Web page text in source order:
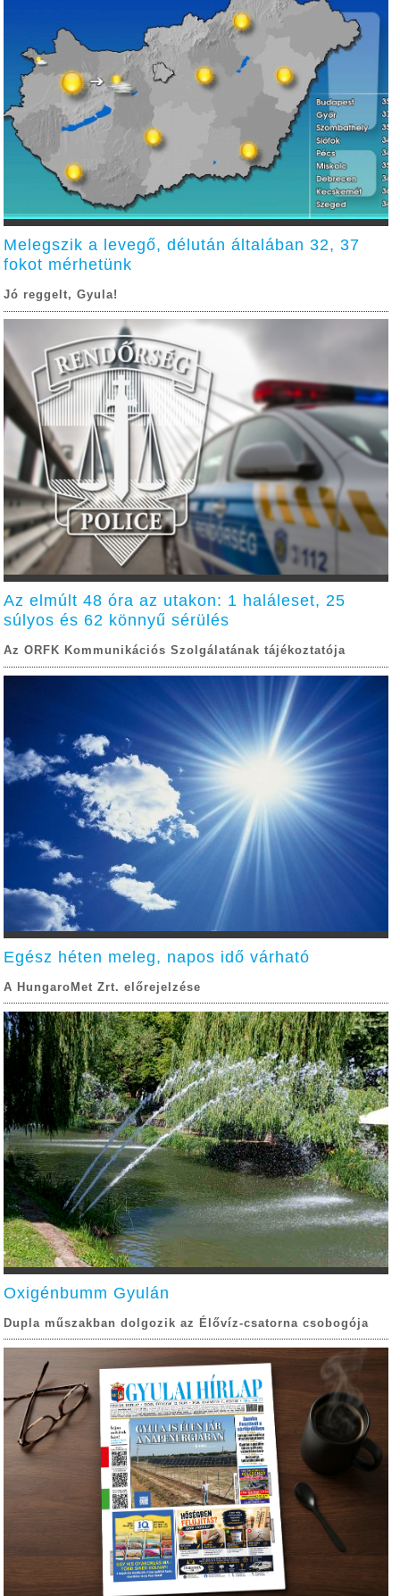
Melegszik a levegő, délután általában 32, 37
fokot mérhetünk
Jó reggelt, Gyula!
Az elmúlt 48 óra az utakon: 1 haláleset, 25
súlyos és 62 könnyű sérülés
Az ORFK Kommunikációs Szolgálatának tájékoztatója
Egész héten meleg, napos idő várható
A HungaroMet Zrt. előrejelzése
Oxigénbumm Gyulán
Dupla műszakban dolgozik az Élővíz-csatorna csobogója